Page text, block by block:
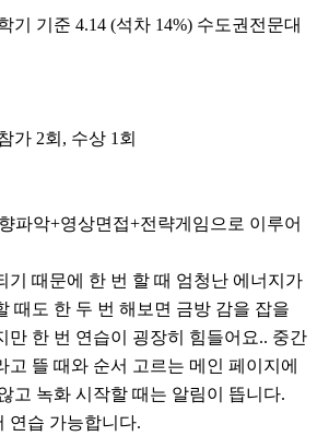
기 기준 4.14 (석차 14%) 수도권전문대
가 2회, 수상 1회
파악+영상면접+전략게임으로 이루어
기 때문에 한 번 할 때 엄청난 에너지가
때도 한 두 번 해보면 금방 감을 잡을
만 한 번 연습이 굉장히 힘들어요.. 중간
고 뜰 때와 순서 고르는 메인 페이지에
고 녹화 시작할 때는 알림이 뜹니다.
연습 가능합니다.